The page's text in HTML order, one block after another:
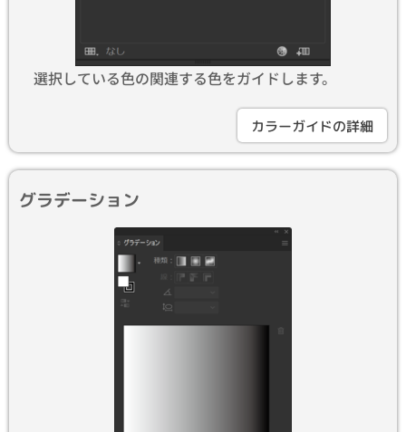
選択している色の関連する色をガイドします。
カラーガイドの詳細
グラデーション